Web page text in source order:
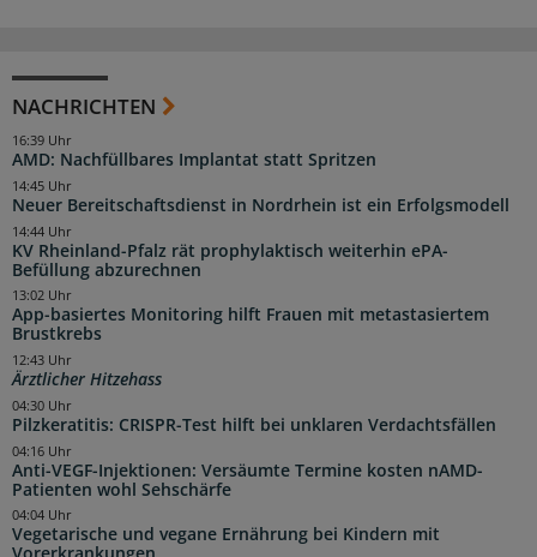
NACHRICHTEN
AMD: Nachfüllbares Implantat statt Spritzen
16:39 Uhr
Neuer Bereitschaftsdienst in Nordrhein ist ein Erfolgsmodell
14:45 Uhr
KV Rheinland-Pfalz rät prophylaktisch weiterhin ePA-
Befüllung abzurechnen
14:44 Uhr
App-basiertes Monitoring hilft Frauen mit metastasiertem
Brustkrebs
13:02 Uhr
Ärztlicher Hitzehass
12:43 Uhr
Pilzkeratitis: CRISPR-Test hilft bei unklaren Verdachtsfällen
04:30 Uhr
Anti-VEGF-Injektionen: Versäumte Termine kosten nAMD-
Patienten wohl Sehschärfe
04:16 Uhr
Vegetarische und vegane Ernährung bei Kindern mit
04:04 Uhr